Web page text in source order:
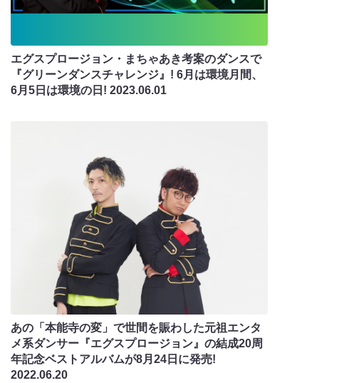
エグスプロージョン・まちゃあき考案のダンスで
『グリーンダンスチャレンジ』! 6月は環境月間、
6月5日は環境の日! 2023.06.01
あの「本能寺の変」で世間を賑わした元祖エンタ
メ系ダンサー『エグスプロージョン』の結成20周
年記念ベストアルバムが8月24日に発売!
2022.06.20